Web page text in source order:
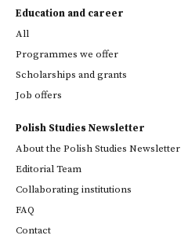
Education and career
All
Programmes we offer
Scholarships and grants
Job offers
Polish Studies Newsletter
About the Polish Studies Newsletter
Editorial Team
Collaborating institutions
FAQ
Contact